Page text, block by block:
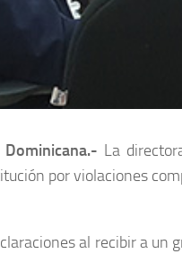
Dominicana.- La
por violaciones
al recibir a un